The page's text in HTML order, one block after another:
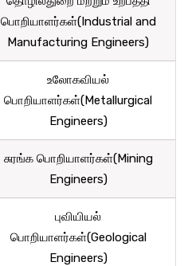
பொறியாளர்கள்(Industrial and
Manufacturing Engineers)
உலோகவியல்
பொறியாளர்கள்(Metallurgical
Engineers)
சுரங்க பொறியாளர்கள்(Mining
Engineers)
புவியியல்
பொறியாளர்கள்(Geological
Engineers)